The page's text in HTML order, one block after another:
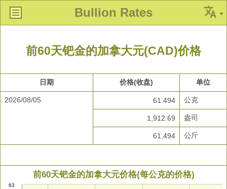
Bullion Rates
前60天钯金的加拿大元(CAD)价格
日期 价格(收盘) 单位
2026/08/05 61.494 公克
1,912.69 盎司
61,494 公斤
前60天钯金的加拿大元价格(每公克的价格)
63